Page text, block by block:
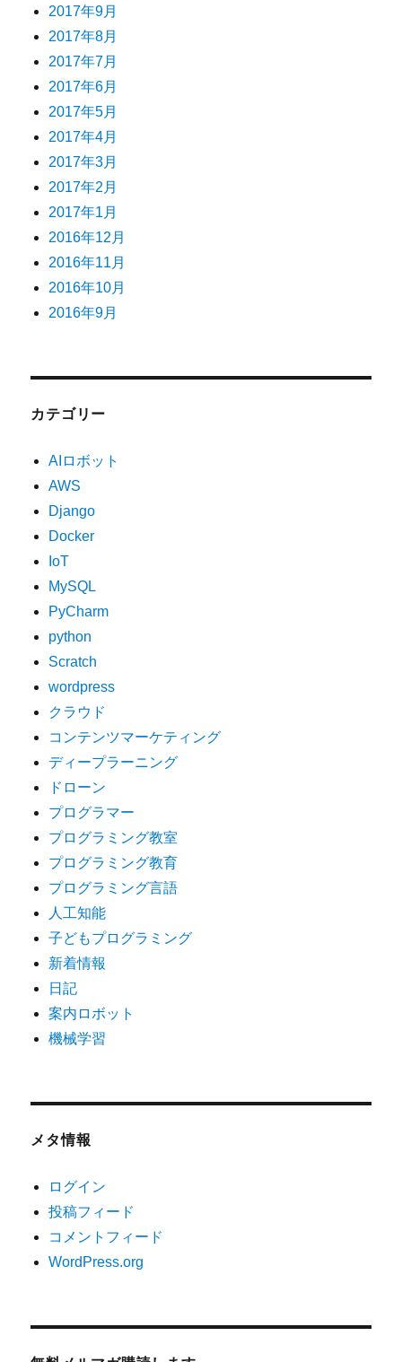
2017年9月
2017年8月
2017年7月
2017年6月
2017年5月
2017年4月
2017年3月
2017年2月
2017年1月
2016年12月
2016年11月
2016年10月
2016年9月
カテゴリー
AIロボット
AWS
Django
Docker
IoT
MySQL
PyCharm
python
Scratch
wordpress
クラウド
コンテンツマーケティング
ディープラーニング
ドローン
プログラマー
プログラミング教室
プログラミング教育
プログラミング言語
人工知能
子どもプログラミング
新着情報
日記
案内ロボット
機械学習
メタ情報
ログイン
投稿フィード
コメントフィード
WordPress.org